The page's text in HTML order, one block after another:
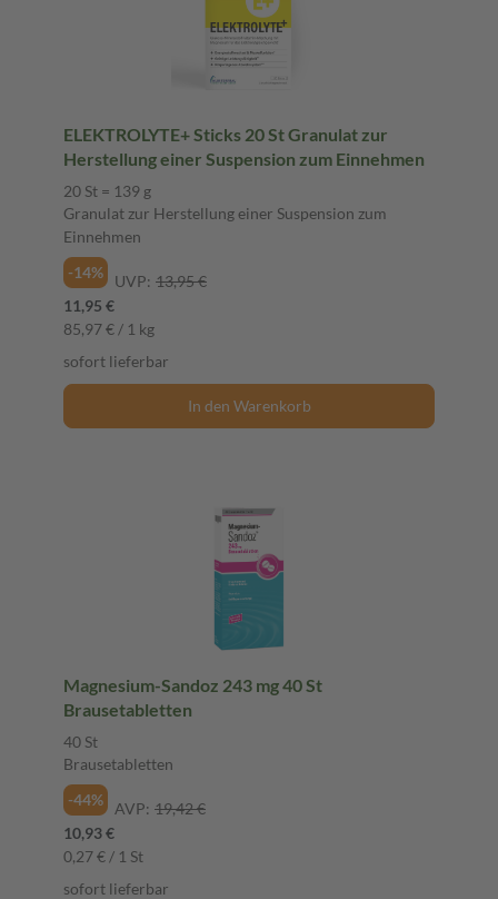
ELEKTROLYTE+ Sticks 20 St Granulat zur
Herstellung einer Suspension zum Einnehmen
20 St = 139 g
Granulat zur Herstellung einer Suspension zum
Einnehmen
-14%
UVP: 13,95 €
11,95 €
85,97 € / 1 kg
sofort lieferbar
In den Warenkorb
Magnesium-Sandoz 243 mg 40 St
Brausetabletten
40 St
Brausetabletten
-44%
AVP: 19,42 €
10,93 €
0,27 € / 1 St
sofort lieferbar